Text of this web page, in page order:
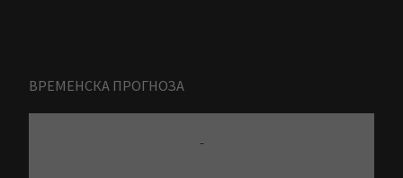
ВРЕМЕНСКА ПРОГНОЗА
-